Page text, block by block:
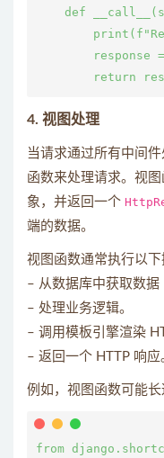
def
response
4. 视图处理
当请求通过所有中间
函数来处理请求。视
象，并返回一个
端的数据。
视图函数通常执行以下
– 从数据库中获取数据
– 处理业务逻辑。
– 调用模板引擎渲染
– 返回一个 HTTP 响应
例如，视图函数可能长
from